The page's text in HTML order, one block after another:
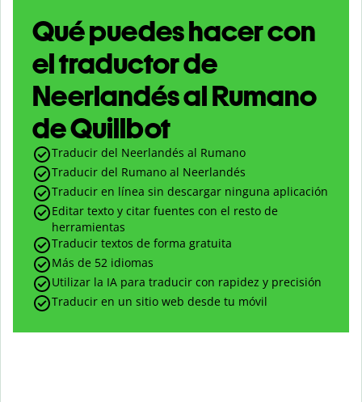
Qué puedes hacer con
el traductor de
Neerlandés al Rumano
de Quillbot
Traducir del Neerlandés al Rumano
Traducir del Rumano al Neerlandés
Traducir en línea sin descargar ninguna aplicación
Editar texto y citar fuentes con el resto de
herramientas
Traducir textos de forma gratuita
Más de 52 idiomas
Utilizar la IA para traducir con rapidez y precisión
Traducir en un sitio web desde tu móvil